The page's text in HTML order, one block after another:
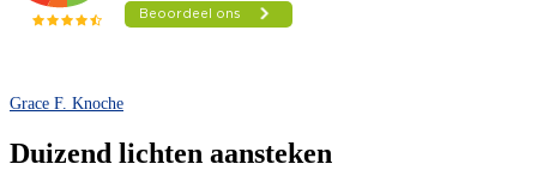
Grace F. Knoche
Duizend lichten aansteken